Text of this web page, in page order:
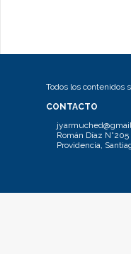
Todos los contenidos
CONTACTO
Román Díaz N°205
Providencia,